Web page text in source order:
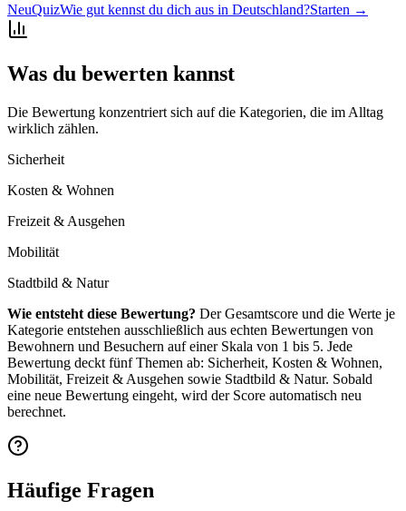
NeuQuizWie gut kennst du dich aus in Deutschland?Starten →
Was du bewerten kannst
Die Bewertung konzentriert sich auf die Kategorien, die im Alltag
wirklich zählen.
Sicherheit
Kosten & Wohnen
Freizeit & Ausgehen
Mobilität
Stadtbild & Natur
Wie entsteht diese Bewertung? Der Gesamtscore und die Werte je
Kategorie entstehen ausschließlich aus echten Bewertungen von
Bewohnern und Besuchern auf einer Skala von 1 bis 5. Jede
Bewertung deckt fünf Themen ab: Sicherheit, Kosten & Wohnen,
Mobilität, Freizeit & Ausgehen sowie Stadtbild & Natur. Sobald
eine neue Bewertung eingeht, wird der Score automatisch neu
berechnet.
Häufige Fragen